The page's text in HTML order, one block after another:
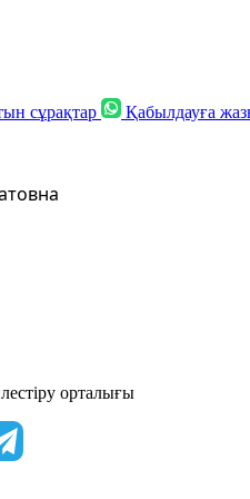
сұрақтар Қабылдауға
орталығы